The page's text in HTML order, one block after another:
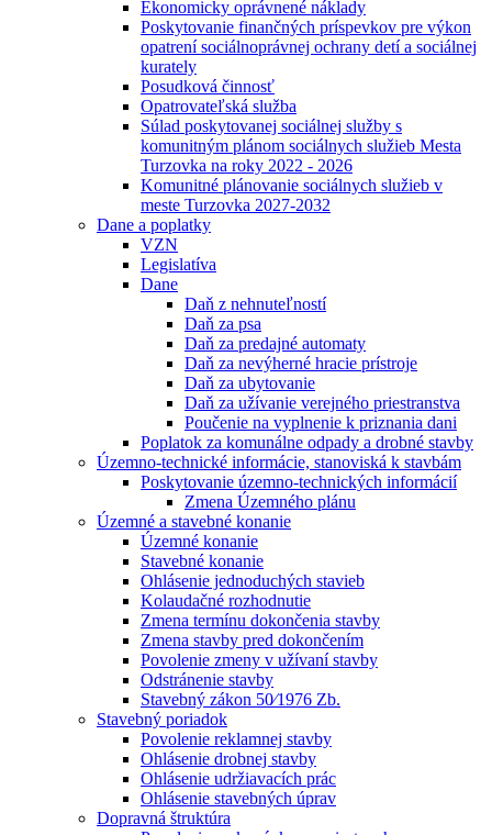
Ekonomicky oprávnené náklady
Poskytovanie finančných príspevkov pre výkon
opatrení sociálnoprávnej ochrany detí a sociálnej
kurately
Posudková činnosť
Opatrovateľská služba
Súlad poskytovanej sociálnej služby s
komunitným plánom sociálnych služieb Mesta
Turzovka na roky 2022 - 2026
Komunitné plánovanie sociálnych služieb v
meste Turzovka 2027-2032
Dane a poplatky
VZN
Legislatíva
Dane
Daň z nehnuteľností
Daň za psa
Daň za predajné automaty
Daň za nevýherné hracie prístroje
Daň za ubytovanie
Daň za užívanie verejného priestranstva
Poučenie na vyplnenie k priznania dani
Poplatok za komunálne odpady a drobné stavby
Územno-technické informácie, stanoviská k stavbám
Poskytovanie územno-technických informácií
Zmena Územného plánu
Územné a stavebné konanie
Územné konanie
Stavebné konanie
Ohlásenie jednoduchých stavieb
Kolaudačné rozhodnutie
Zmena termínu dokončenia stavby
Zmena stavby pred dokončením
Povolenie zmeny v užívaní stavby
Odstránenie stavby
Stavebný zákon 50⁄1976 Zb.
Stavebný poriadok
Povolenie reklamnej stavby
Ohlásenie drobnej stavby
Ohlásenie udržiavacích prác
Ohlásenie stavebných úprav
Dopravná štruktúra